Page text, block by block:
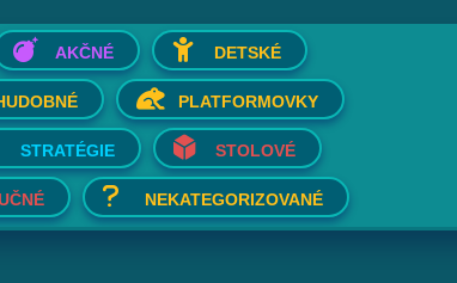
AKČNÉ DETSKÉ
PLATFORMOVKY
STRATÉGIE STOLOVÉ
NEKATEGORIZOVANÉ